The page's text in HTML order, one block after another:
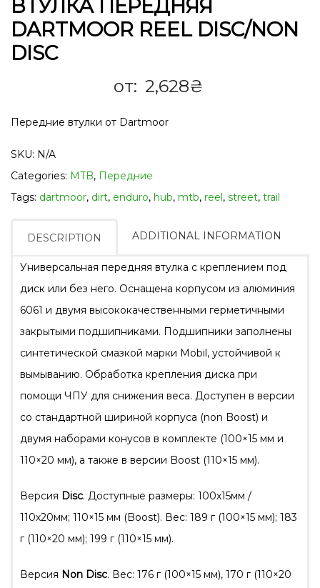
ВТУЛКА ПЕРЕДНЯЯ
DARTMOOR REEL DISC/NON
DISC
от: 2,628₴
Передние втулки от Dartmoor
SKU: N/A
Categories: MTB, Передние
Tags: dartmoor, dirt, enduro, hub, mtb, reel, street, trail
DESCRIPTION ADDITIONAL INFORMATION
Универсальная передняя втулка с креплением под
диск или без него. Оснащена корпусом из алюминия
6061 и двумя высококачественными герметичными
закрытыми подшипниками. Подшипники заполнены
синтетической смазкой марки Mobil, устойчивой к
вымыванию. Обработка крепления диска при
помощи ЧПУ для снижения веса. Доступен в версии
со стандартной шириной корпуса (non Boost) и
двумя наборами конусов в комплекте (100×15 мм и
110×20 мм), а также в версии Boost (110×15 мм).
Версия Disc. Доступные размеры: 100х15мм /
110х20мм; 110×15 мм (Boost). Вес: 189 г (100×15 мм); 183
г (110×20 мм); 199 г (110×15 мм).
Версия Non Disc. Вес: 176 г (100×15 мм), 170 г (110×20